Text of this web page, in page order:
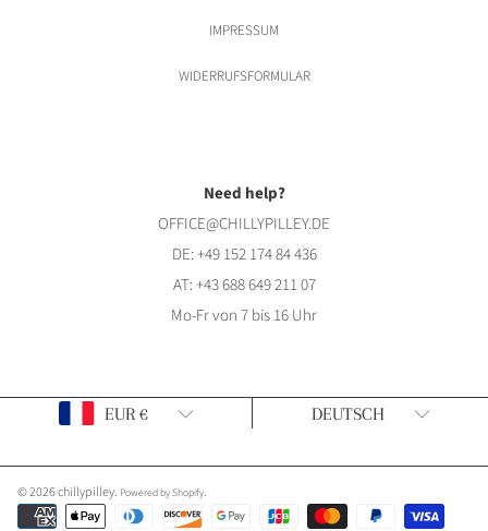
IMPRESSUM
WIDERRUFSFORMULAR
Need help?
OFFICE@CHILLYPILLEY.DE
DE:+49 152 174 84 436
AT:+43 688 649 211 07
Mo-Fr von 7 bis 16 Uhr
© 2026 chillypilley. Powered by Shopify.
Zahlungsarten
Land/Region EUR € DEUTSCH